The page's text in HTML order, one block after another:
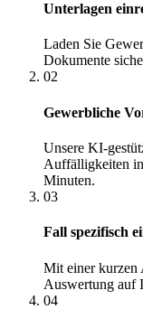
Unterlagen
Laden Sie
Dokumente
02
Gewerbliche
Unsere KI-
Auffälligkeiten
Minuten.
03
Fall spezifisch
Mit einer kurzen
Auswertung auf
04